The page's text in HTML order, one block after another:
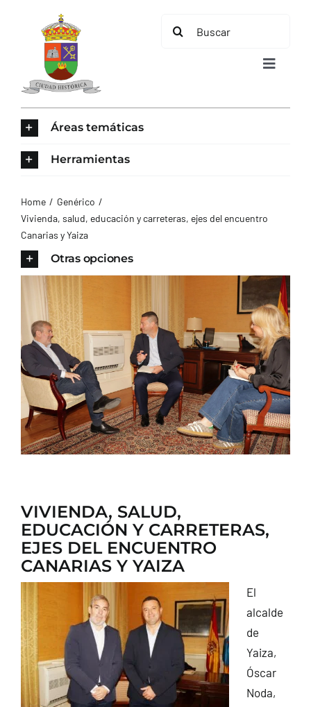
contenido
Buscar:
Toggle
AYUNTAMIENTO
TURISMO
CONTACTO
Áreas temáticas
Herramientas
Home
Genérico
Vivienda, salud, educación y carreteras, ejes del encuentro
Canarias y Yaiza
Otras opciones
VIVIENDA, SALUD,
EDUCACIÓN Y CARRETERAS,
EJES DEL ENCUENTRO
CANARIAS Y YAIZA
El
alcalde
de
Yaiza,
Óscar
Noda,